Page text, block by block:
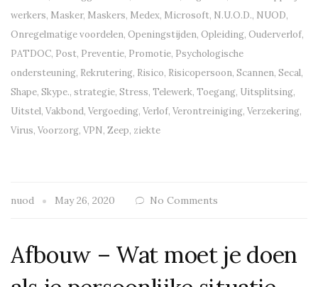
werkers, Masker, Maskers, Medex, Microsoft, N.U.O.D., NUOD,
Onregelmatige voordelen, Openingstijden, Opleiding, Ouderverlof,
PATDOC, Post, Preventie, Promotie, Psychologische
ondersteuning, Rekrutering, Risico, Risicopersoon, Scannen, Secal,
Shape, Skype., strategie, Stress, Telewerk, Toegang, Uitsplitsing,
Uitstel, Vakbond, Vergoeding, Verlof, Verontreiniging, Verzekering,
Virus, Voorzorg, VPN, Zeep, ziekte
nuod May 26, 2020 No Comments
Afbouw – Wat moet je doen